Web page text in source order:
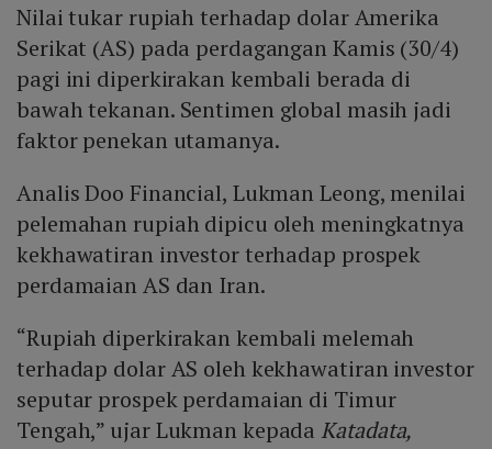
Nilai tukar rupiah terhadap dolar Amerika
Serikat (AS) pada perdagangan Kamis (30/4)
pagi ini diperkirakan kembali berada di
bawah tekanan. Sentimen global masih jadi
faktor penekan utamanya.
Analis Doo Financial, Lukman Leong, menilai
pelemahan rupiah dipicu oleh meningkatnya
kekhawatiran investor terhadap prospek
perdamaian AS dan Iran.
“Rupiah diperkirakan kembali melemah
terhadap dolar AS oleh kekhawatiran investor
seputar prospek perdamaian di Timur
Tengah,” ujar Lukman kepada Katadata,